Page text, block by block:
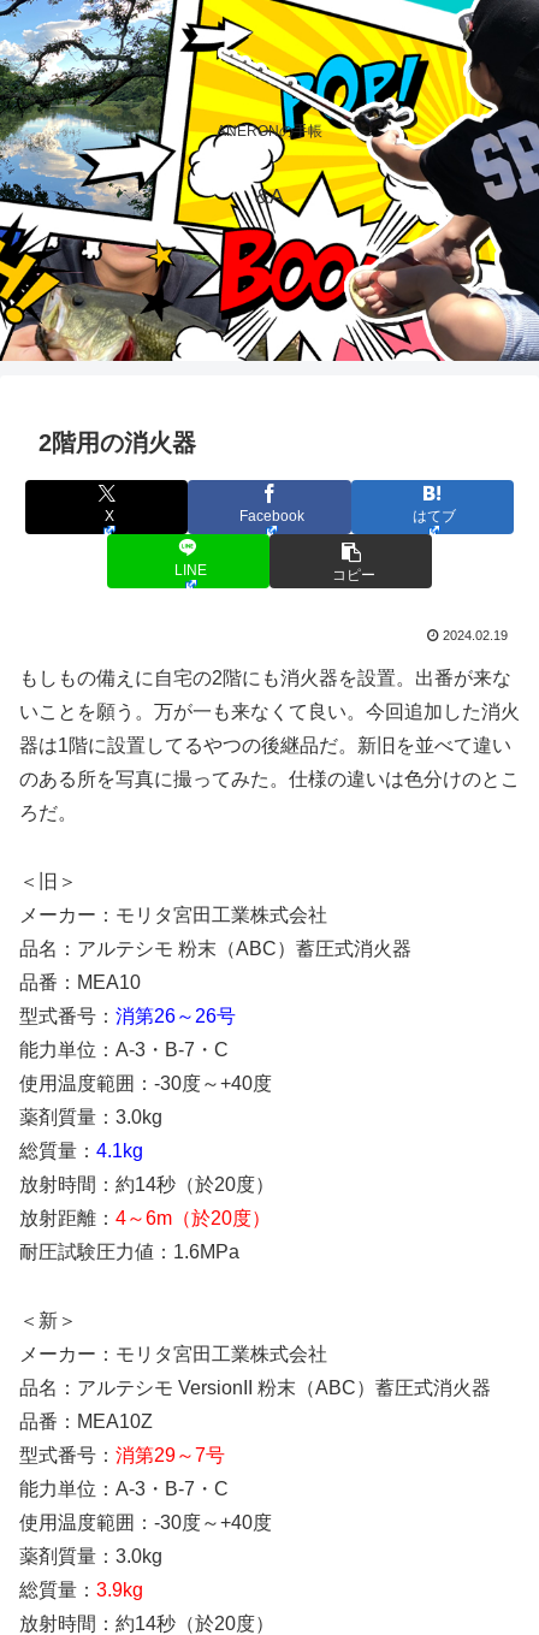
ANERONの手帳
&A
2階用の消火器
X Facebook はてブ
LINE コピー
2024.02.19
もしもの備えに自宅の2階にも消火器を設置。出番が来な
いことを願う。万が一も来なくて良い。今回追加した消火
器は1階に設置してるやつの後継品だ。新旧を並べて違い
のある所を写真に撮ってみた。仕様の違いは色分けのとこ
ろだ。
＜旧＞
メーカー：モリタ宮田工業株式会社
品名：アルテシモ 粉末（ABC）蓄圧式消火器
品番：MEA10
型式番号： 消第26～26号
能力単位：A-3・B-7・C
使用温度範囲：-30度～+40度
薬剤質量：3.0kg
総質量： 4.1kg
放射時間：約14秒（於20度）
放射距離： 4～6m（於20度）
耐圧試験圧力値：1.6MPa
＜新＞
メーカー：モリタ宮田工業株式会社
品名：アルテシモ VersionII 粉末（ABC）蓄圧式消火器
品番：MEA10Z
型式番号： 消第29～7号
能力単位：A-3・B-7・C
使用温度範囲：-30度～+40度
薬剤質量：3.0kg
総質量： 3.9kg
放射時間：約14秒（於20度）